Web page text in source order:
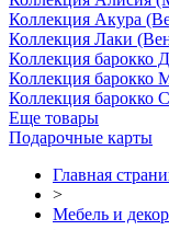
Коллекция Акура
Коллекция Лаки
Коллекция
Коллекция
Коллекция барокко
Еще товары
Подарочные карты
Главная
>
Мебель и декор